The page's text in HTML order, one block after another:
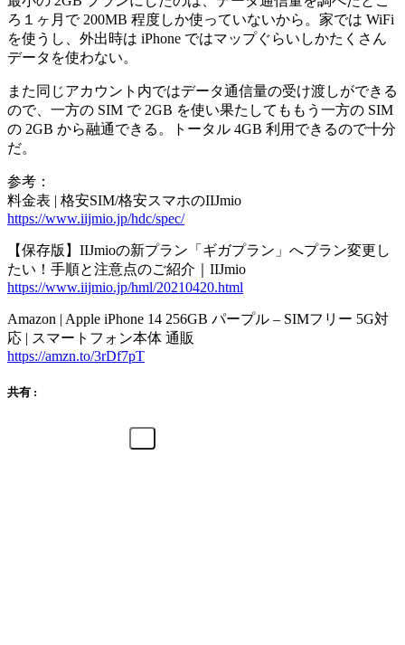
ろ１ヶ月で 200MB 程度しか使っていないから。家では WiFi
を使うし、外出時は iPhone ではマップぐらいしかたくさん
データを使わない。
また同じアカウント内ではデータ通信量の受け渡しができる
ので、一方の SIM で 2GB を使い果たしてももう一方の SIM
の 2GB から融通できる。トータル 4GB 利用できるので十分
だ。
参考：
料金表 | 格安SIM/格安スマホのIIJmio
https://www.iijmio.jp/hdc/spec/
【保存版】IIJmioの新プラン「ギガプラン」へプラン変更し
たい！手順と注意点のご紹介｜IIJmio
https://www.iijmio.jp/hml/20210420.html
Amazon | Apple iPhone 14 256GB パープル – SIMフリー 5G対
応 | スマートフォン本体 通販
https://amzn.to/3rDf7pT
共有 :